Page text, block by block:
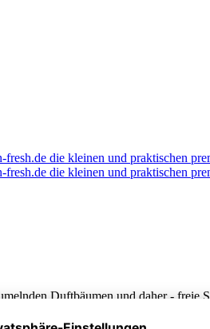
Duftbäumen und daher -
Design › Alternativ auch für